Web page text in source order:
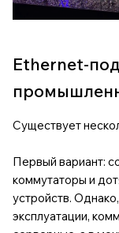
Ethernet-
Существует
Первый вариант:
коммутаторы и
устройств.
эксплуатации,